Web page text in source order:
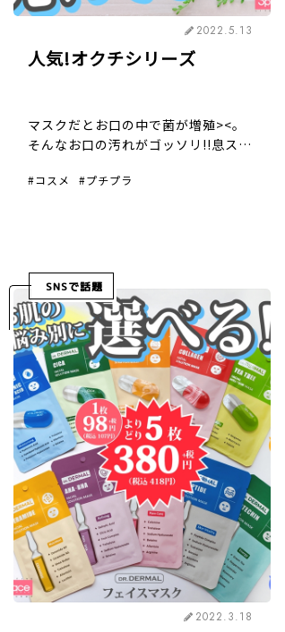
2022.5.13
人気!オクチシリーズ
マスクだとお口の中で菌が増殖><。
そんなお口の汚れがゴッソリ!!息スッ
チェリーとホワイトニングが仲間入
コスメ プチプラ
SNSで話題
2022.3.18